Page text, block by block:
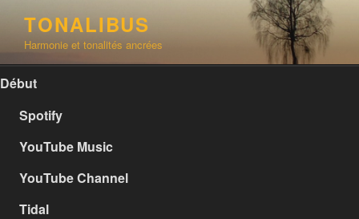
contenu
principal
TONALIBUS
Harmonie et tonalités ancrées
Début
Spotify
YouTube Music
YouTube Channel
Tidal